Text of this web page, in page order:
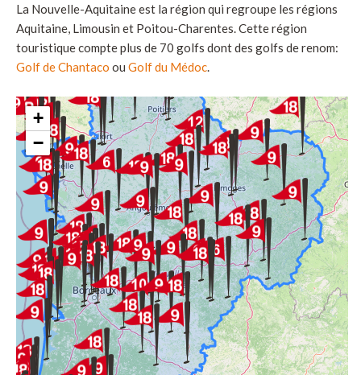
La Nouvelle-Aquitaine est la région qui regroupe les régions
Aquitaine, Limousin et Poitou-Charentes. Cette région
touristique compte plus de 70 golfs dont des golfs de renom:
Golf de Chantaco ou Golf du Médoc.
+
−